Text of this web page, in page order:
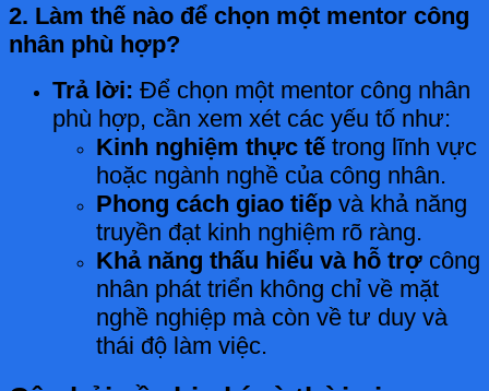
2. Làm thế nào để chọn một mentor công
nhân phù hợp?
Trả lời: Để chọn một mentor công nhân
phù hợp, cần xem xét các yếu tố như:
Kinh nghiệm thực tế trong lĩnh vực
hoặc ngành nghề của công nhân.
Phong cách giao tiếp và khả năng
truyền đạt kinh nghiệm rõ ràng.
Khả năng thấu hiểu và hỗ trợ công
nhân phát triển không chỉ về mặt
nghề nghiệp mà còn về tư duy và
thái độ làm việc.